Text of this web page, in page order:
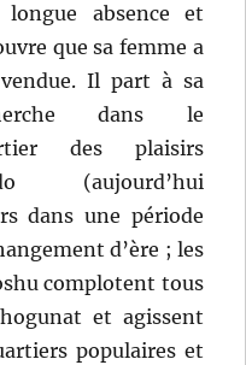
longue absence et
que sa femme a
Il part à sa
dans le
des plaisirs
(aujourd’hui
dans une période
d’ère ; les
complotent tous
et agissent
populaires et